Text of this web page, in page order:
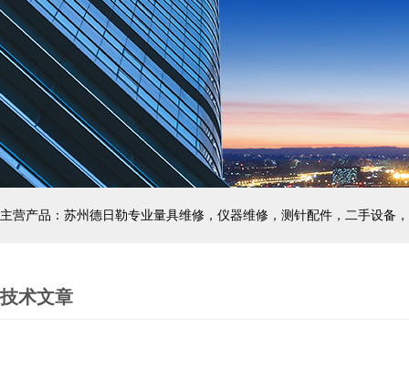
主营产品：苏州德日勒专业量具维修，仪器维修，测针配件，二手设备
技术文章